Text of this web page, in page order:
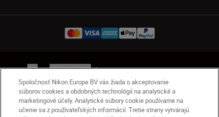
SK Nikon Sites
Kontakt
Oznámenie o ochrane osobných údajov
Podmienky používania
Nikon Store – zmluvné podmienky
Spoločnosť Nikon Europe BV vás žiada o akceptovanie
súborov cookies a obdobných technológií na analytické a
marketingové účely. Analytické súbory cookie používame na
učenie sa z používateľských informácií. Tretie strany vytvárajú